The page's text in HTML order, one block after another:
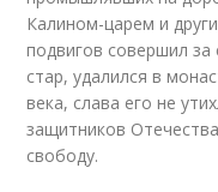
Калином-царем и
подвигов совершил
стар, удалился в
века, слава его не
защитников
свободу.